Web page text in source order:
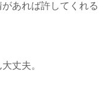
あれば許してくれる
丈夫。